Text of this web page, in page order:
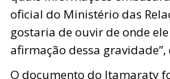
oficial do Ministério das
gostaria de ouvir de onde
afirmação dessa
O documento do Itamaraty